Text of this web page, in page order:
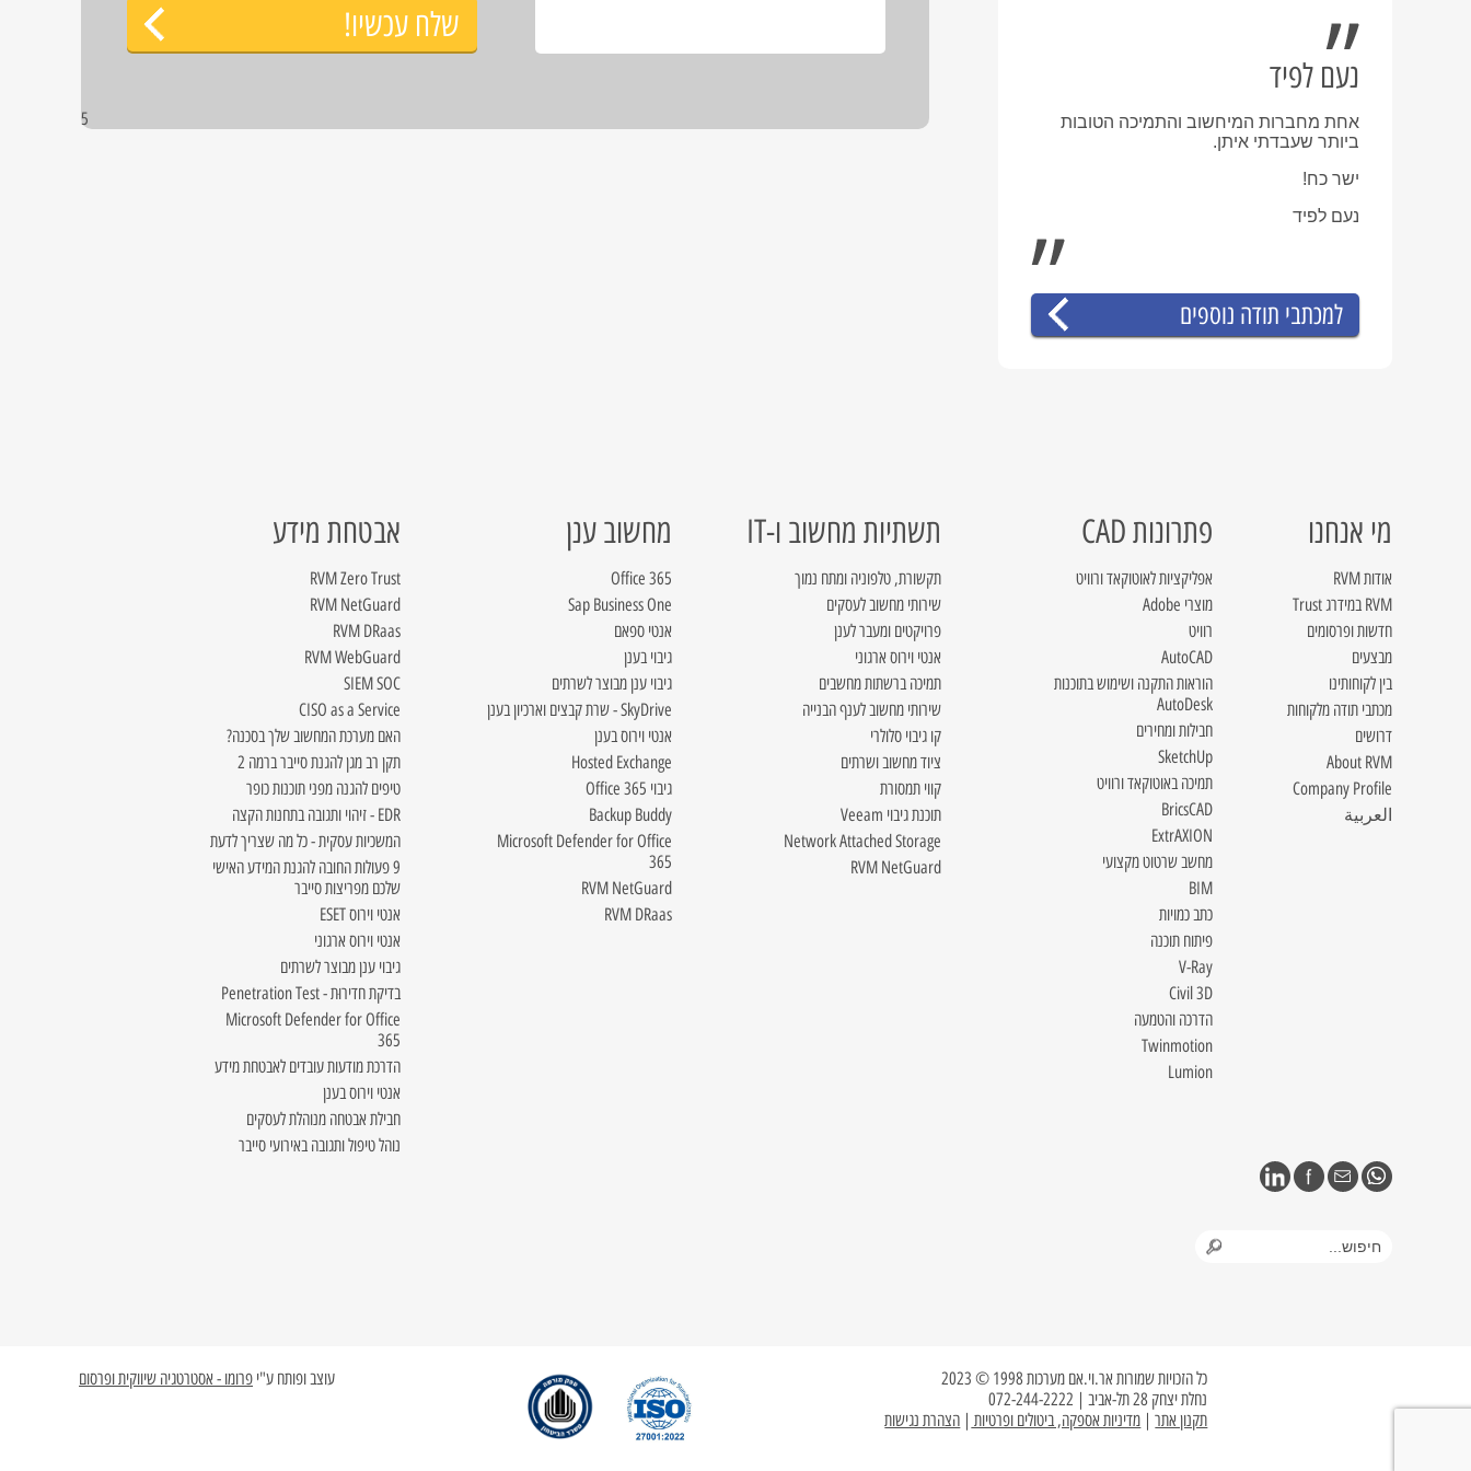
נעם לפיד
אחת מחברות המיחשוב והתמיכה הטובות
ביותר שעבדתי איתן.
ישר כח!
נעם לפיד
למכתבי תודה נוספים
שלח עכשיו!
5
מי אנחנו
אודות RVM
RVM במידרג Trust
חדשות ופרסומים
מבצעים
בין לקוחותינו
מכתבי תודה מלקוחות
דרושים
About RVM
Company Profile
العربية
פתרונות CAD
אפליקציות לאוטוקאד ורוויט
מוצרי Adobe
רוויט
AutoCAD
הוראות התקנה ושימוש בתוכנות
AutoDesk
חבילות ומחירים
SketchUp
תמיכה באוטוקאד ורוויט
BricsCAD
ExtrAXION
מחשב שרטוט מקצועי
BIM
כתב כמויות
פיתוח תוכנה
V-Ray
Civil 3D
הדרכה והטמעה
Twinmotion
Lumion
תשתיות מחשוב ו-IT
תקשורת, טלפוניה ומתח נמוך
שירותי מחשוב לעסקים
פרויקטים ומעבר לענן
אנטי וירוס ארגוני
תמיכה ברשתות מחשבים
שירותי מחשוב לענף הבנייה
קו גיבוי סלולרי
ציוד מחשוב ושרתים
קווי תמסורת
תוכנת גיבוי Veeam
Network Attached Storage
RVM NetGuard
מחשוב ענן
Office 365
Sap Business One
אנטי ספאם
גיבוי בענן
גיבוי ענן מבוצר לשרתים
SkyDrive - שרת קבצים וארכיון בענן
אנטי וירוס בענן
Hosted Exchange
גיבוי Office 365
Backup Buddy
Microsoft Defender for Office
365
RVM NetGuard
RVM DRaas
אבטחת מידע
RVM Zero Trust
RVM NetGuard
RVM DRaas
RVM WebGuard
SIEM SOC
CISO as a Service
האם מערכת המחשוב שלך בסכנה?
תקן רב מגן להגנת סייבר ברמה 2
טיפים להגנה מפני תוכנות כופר
EDR - זיהוי ותגובה בתחנות הקצה
המשכיות עסקית - כל מה שצריך לדעת
9 פעולות החובה להגנת המידע האישי
שלכם מפריצות סייבר
אנטי וירוס ESET
אנטי וירוס ארגוני
גיבוי ענן מבוצר לשרתים
בדיקת חדירוּת - Penetration Test
Microsoft Defender for Office
365
הדרכת מודעות עובדים לאבטחת מידע
אנטי וירוס בענן
חבילת אבטחה מנוהלת לעסקים
נוהל טיפול ותגובה באירועי סייבר
כל הזכויות שמורות אר.וי.אם מערכות 1998 © 2023
נחלת יצחק 28 תל-אביב | 072-244-2222
תקנון אתר| מדיניות אספקה, ביטולים ופרטיות | הצהרת נגישות
עוצב ופותח ע"י פרומו - אסטרטגיה שיווקית ופרסום